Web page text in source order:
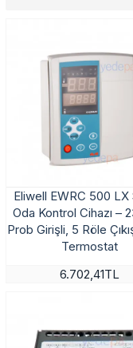
Eliwell EWRC 500 LX
Oda Kontrol Cihazı –
Prob Girişli, 5 Röle
Termostat
6.702,41TL